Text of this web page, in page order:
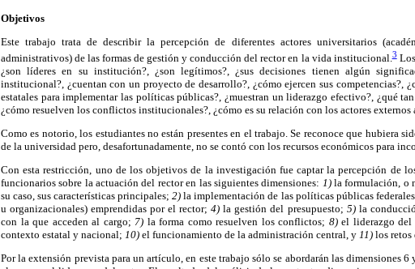
Objetivos
Este trabajo trata de describir la percepción de diferentes actores universitarios
administrativos) de las formas de gestión y conducción del rector en la vida institucional.3Los
¿son líderes en su institución?, ¿son legítimos?, ¿sus decisiones tienen algún
institucional?, ¿cuentan con un proyecto de desarrollo?, ¿cómo ejercen sus competencias?,
estatales para implementar las políticas públicas?, ¿muestran un liderazgo efectivo?, ¿qué
¿cómo resuelven los conflictos institucionales?, ¿cómo es su relación con los actores
Como es notorio, los estudiantes no están presentes en el trabajo. Se reconoce que hubiera
de la universidad pero, desafortunadamente, no se contó con los recursos económicos para
Con esta restricción, uno de los objetivos de la investigación fue captar la percepción de
funcionarios sobre la actuación del rector en las siguientes dimensiones: 1)la formulación, o
su caso, sus características principales;2) la implementación de las políticas públicas
u organizacionales) emprendidas por el rector;4) la gestión del presupuesto; 5)la
con la que acceden al cargo; 7) la forma como resuelven los conflictos; 8)el liderazgo
contexto estatal y nacional; 10) el funcionamiento de la administración central, y 11) los retos
Por la extensión prevista para un artículo, en este trabajo sólo se abordarán las dimensiones